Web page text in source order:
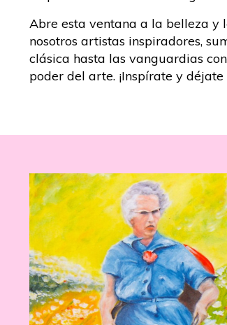
Abre esta ventana a la belleza y
nosotros artistas inspiradores,
clásica hasta las vanguardias
poder del arte. ¡Inspírate y